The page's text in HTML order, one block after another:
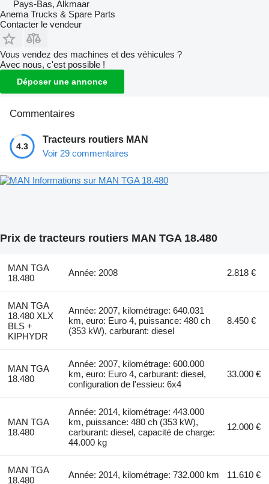
Pays-Bas, Alkmaar
Anema Trucks & Spare Parts
Contacter le vendeur
Vous vendez des machines et des véhicules ?
Avec nous, c'est possible !
Déposer une annonce
Commentaires
4.3
Tracteurs routiers MAN
Voir 29 commentaires
Informations sur MAN TGA 18.480
Prix de tracteurs routiers MAN TGA 18.480
MAN TGA
18.480
Année: 2008 2.818 €
MAN TGA
18.480 XLX
BLS +
KIPHYDR
Année: 2007, kilométrage: 640.031
km, euro: Euro 4, puissance: 480 ch
(353 kW), carburant: diesel
8.450 €
MAN TGA
18.480
Année: 2007, kilométrage: 600.000
km, euro: Euro 4, carburant: diesel,
configuration de l'essieu: 6x4
33.000 €
MAN TGA
18.480
Année: 2014, kilométrage: 443.000
km, puissance: 480 ch (353 kW),
carburant: diesel, capacité de charge:
44.000 kg
12.000 €
MAN TGA
18.480
Année: 2014, kilométrage: 732.000 km 11.610 €